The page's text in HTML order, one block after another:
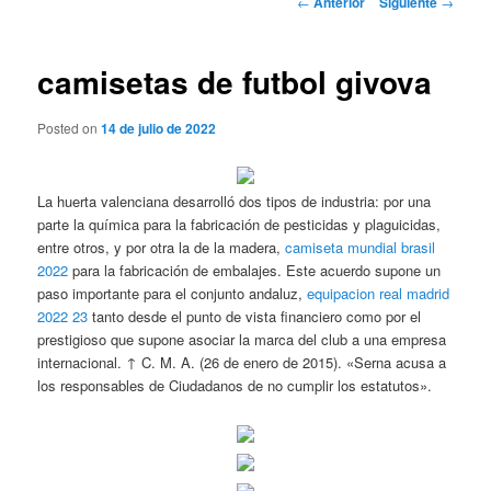
camisetas de futbol givova
Posted on14 de julio de 2022
La huerta valenciana desarrolló dos tipos de industria: por una
parte la química para la fabricación de pesticidas y plaguicidas,
entre otros, y por otra la de la madera,camiseta mundial brasil
2022 para la fabricación de embalajes. Este acuerdo supone un
paso importante para el conjunto andaluz,equipacion real madrid
2022 23 tanto desde el punto de vista financiero como por el
prestigioso que supone asociar la marca del club a una empresa
internacional. ↑ C. M. A. (26 de enero de 2015). «Serna acusa a
los responsables de Ciudadanos de no cumplir los estatutos».